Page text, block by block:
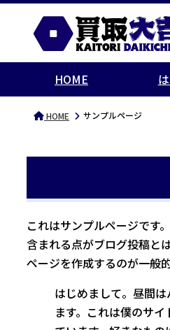
HOME
HOME サンプルページ
これはサンプルページです
含まれる点がブログ投稿と
ページを作成するのが一般
はじめまして。昼間
ます。これは僕のサ